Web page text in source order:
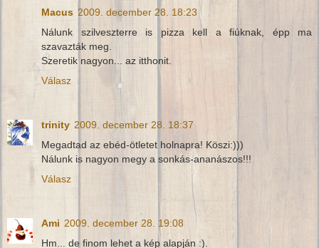
Macus 2009. december 28. 18:23
Nálunk szilveszterre is pizza kell a fiúknak, épp ma
szavazták meg.
Szeretik nagyon... az itthonit.
Válasz
trinity 2009. december 28. 18:37
Megadtad az ebéd-ötletet holnapra! Köszi:)))
Nálunk is nagyon megy a sonkás-ananászos!!!
Válasz
Ami 2009. december 28. 19:08
Hm... de finom lehet a kép alapján :).